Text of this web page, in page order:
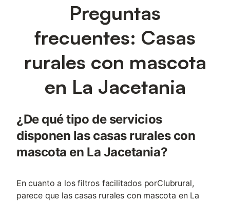
Preguntas
frecuentes: Casas
rurales con mascota
en La Jacetania
¿De qué tipo de servicios
disponen las casas rurales con
mascota en La Jacetania?
En cuanto a los filtros facilitados porClubrural,
parece que las casas rurales con mascota en La